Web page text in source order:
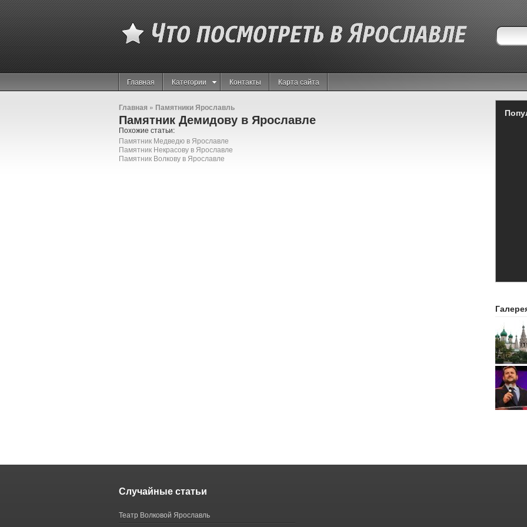
Главная Категории Контакты Карта сайта
Главная » Памятники Ярославль
Памятник Демидову в Ярославле
Похожие статьи:
Памятник Медведю в Ярославле
Памятник Некрасову в Ярославле
Памятник Волкову в Ярославле
Случайные статьи
Театр Волковой Ярославль